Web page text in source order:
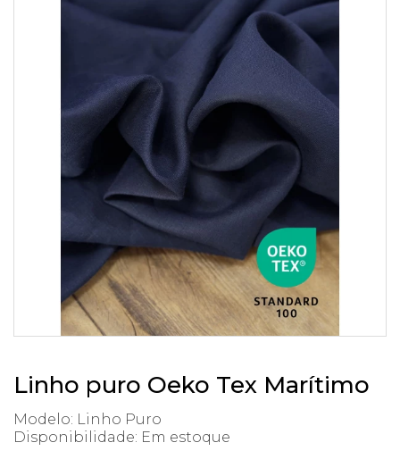
Linho puro Oeko Tex Marítimo
Modelo: Linho Puro
Disponibilidade: Em estoque